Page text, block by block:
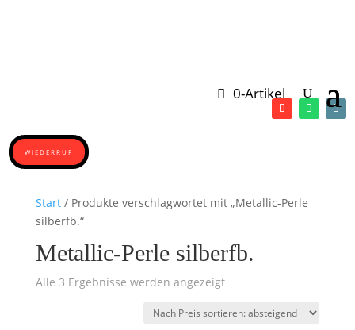
0-Artikel
WIEDERRUF
Start/ Produkte verschlagwortet mit „Metallic-Perle
silberfb.“
Metallic-Perle silberfb.
Alle 3 Ergebnisse werden angezeigtNach
sortiert: